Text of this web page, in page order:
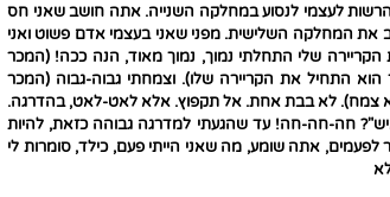
לעצמי לנסוע במחלקה השנייה. אתה חושב שאני חס
את המחלקה השלישית. מפני שאני בעצמי אדם פשוט ואני
שלי התחלתי נמוך, נמוך מאוד, הנה ככה! (המכר
התחיל את הקריירה שלו). וצמחתי גבוה-גבוה (המכר
צמח). לא בבת אחת. אל תקפוץ. אלא לאט-לאט, בהדרגה.
חה-חה-חה! עד שהגעתי למדרגה גבוהה כזאת, להיות
אתה שומע, מה שאני הייתי פעם, כילד, סומרות לי